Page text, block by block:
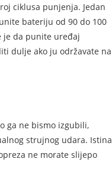
ciklusa punjenja. Jedan
bateriju od 90 do 100
je da punite uređaj
dulje ako ju održavate na
ga ne bismo izgubili,
strujnog udara. Istina
ne morate slijepo